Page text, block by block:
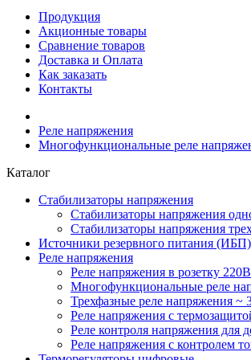
Продукция
Акционные товары
Сравнение товаров
Доставка и Оплата
Как заказать
Контакты
Реле напряжения
Многофункциональные реле
Каталог
Стабилизаторы напряжения
Cтабилизаторы напряжения
Стабилизаторы напряжения
Источники резервного питания (ИБП)
Реле напряжения
Реле напряжения в розетку 220В
Многофункциональные реле
Трехфазные реле напряжения ~
Реле напряжения с
Реле контроля напряжения для
Реле напряжения с контролем